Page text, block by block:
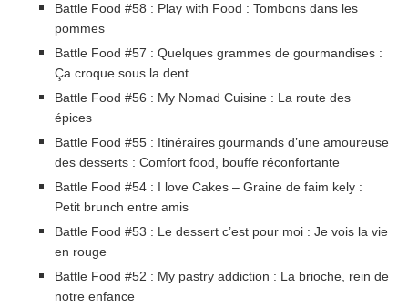
Battle Food #58 : Play with Food : Tombons dans les
pommes
Battle Food #57 : Quelques grammes de gourmandises :
Ça croque sous la dent
Battle Food #56 : My Nomad Cuisine : La route des
épices
Battle Food #55 : Itinéraires gourmands d’une amoureuse
des desserts : Comfort food, bouffe réconfortante
Battle Food #54 : I love Cakes – Graine de faim kely :
Petit brunch entre amis
Battle Food #53 : Le dessert c’est pour moi : Je vois la vie
en rouge
Battle Food #52 : My pastry addiction : La brioche, rein de
notre enfance